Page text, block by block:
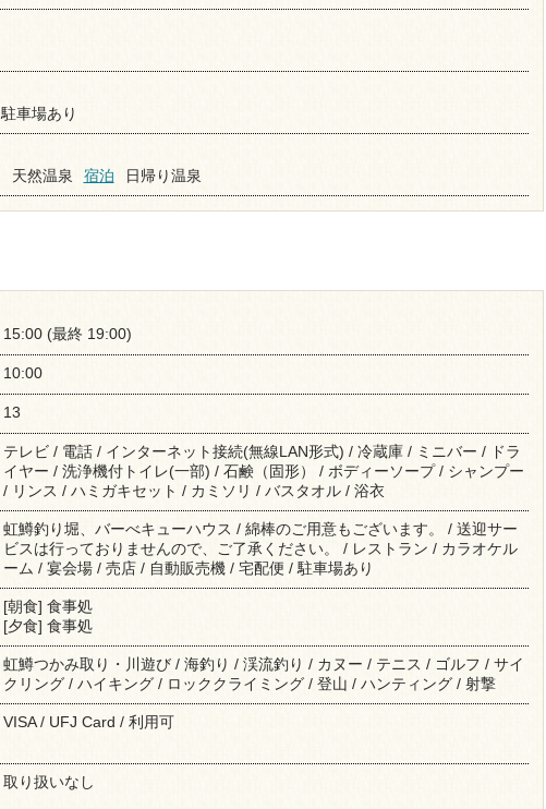
駐車場あり
天然温泉 宿泊 日帰り温泉
15:00 (最終 19:00)
10:00
13
テレビ / 電話 / インターネット接続(無線LAN形式) / 冷蔵庫 / ミニバー / ドラ
イヤー / 洗浄機付トイレ(一部) / 石鹸（固形） / ボディーソープ / シャンプー
/ リンス / ハミガキセット / カミソリ / バスタオル / 浴衣
虹鱒釣り堀、バーべキューハウス / 綿棒のご用意もございます。 / 送迎サー
ビスは行っておりませんので、ご了承ください。 / レストラン / カラオケル
ーム / 宴会場 / 売店 / 自動販売機 / 宅配便 / 駐車場あり
[朝食] 食事処
[夕食] 食事処
虹鱒つかみ取り・川遊び / 海釣り / 渓流釣り / カヌー / テニス / ゴルフ / サイ
クリング / ハイキング / ロッククライミング / 登山 / ハンティング / 射撃
VISA / UFJ Card / 利用可
取り扱いなし